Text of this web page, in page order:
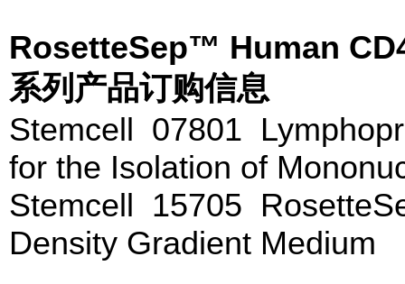
RosetteSep™ Human
系列产品订购信息
Stemcell 07801
for the Isolation of
Stemcell 15705
Density Gradient Medium